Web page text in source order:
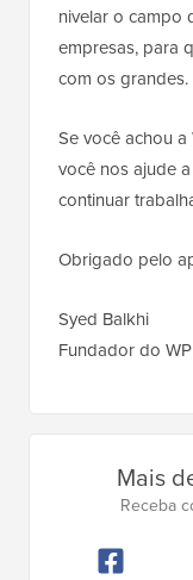
nivelar o campo
empresas, para
com os grandes.
Se você achou
você nos ajude
continuar
Obrigado pelo
Syed Balkhi
Fundador do
Mais
Receba